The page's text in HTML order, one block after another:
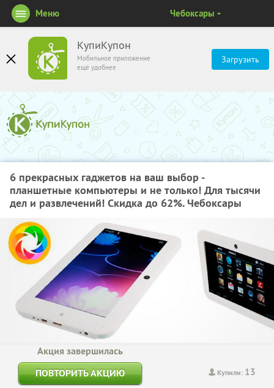
КупиКупон
Мобильное приложение
ещё удобнее
Загрузить
Меню Чебоксары
6 прекрасных гаджетов на ваш выбор -
планшетные компьютеры и не только! Для тысячи
дел и развлечений! Скидка до 62%. Чебоксары
Купили: 13
Акция завершилась
ПОВТОРИТЬ АКЦИЮ